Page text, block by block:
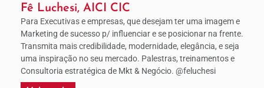
Fê Luchesi, AICI CIC
Para Executivas e empresas, que desejam ter uma imagem e
Marketing de sucesso p/ influenciar e se posicionar na frente.
Transmita mais credibilidade, modernidade, elegância, e seja
uma inspiração no seu mercado. Palestras, treinamentos e
Consultoria estratégica de Mkt & Negócio. @feluchesi